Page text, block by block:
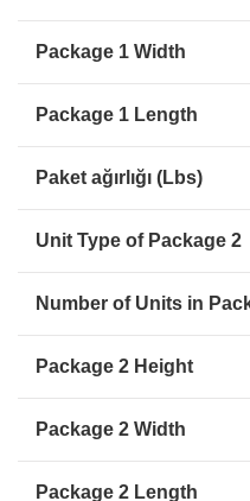
Package 1 Width
Package 1 Length
Paket ağırlığı (Lbs)
Unit Type of Package 2
Number of Units in
Package 2 Height
Package 2 Width
Package 2 Length